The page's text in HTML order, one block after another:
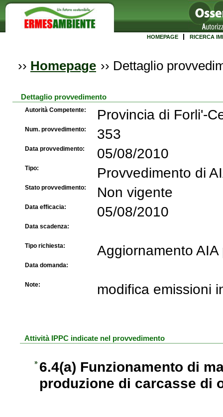
HOMEPAGE RICERCA
›› Homepage ›› Dettaglio
Dettaglio provvedimento
Autorità Competente: Provincia di Forli'-
Num. provvedimento: 353
Data provvedimento: 05/08/2010
Tipo: Provvedimento di
Stato provvedimento: Non vigente
Data efficacia: 05/08/2010
Data scadenza:
Tipo richiesta: Aggiornamento
Data domanda:
Note: modifica emissioni
Attività IPPC indicate nel provvedimento
6.4(a) Funzionamento di
produzione di carcasse di